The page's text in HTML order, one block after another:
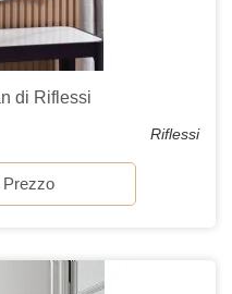
di Riflessi
Riflessi
Prezzo